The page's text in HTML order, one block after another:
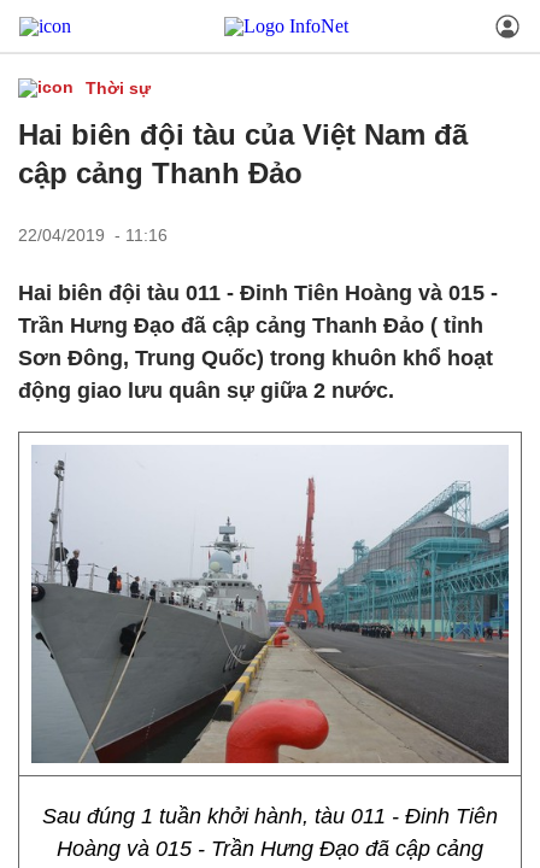
Thời sự
Hai biên đội tàu của Việt Nam đã
cập cảng Thanh Đảo
22/04/2019 - 11:16
Hai biên đội tàu 011 - Đinh Tiên Hoàng và 015 -
Trần Hưng Đạo đã cập cảng Thanh Đảo ( tỉnh
Sơn Đông, Trung Quốc) trong khuôn khổ hoạt
động giao lưu quân sự giữa 2 nước.
Sau đúng 1 tuần khởi hành, tàu 011 - Đinh Tiên
Hoàng và 015 - Trần Hưng Đạo đã cập cảng